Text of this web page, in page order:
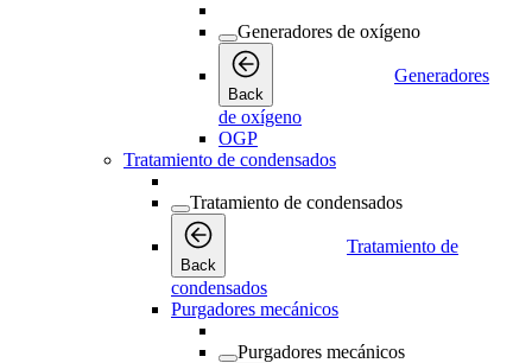
Generadores de oxígeno
Back
Generadores
de oxígeno
OGP
Tratamiento de condensados
Tratamiento de condensados
Back
Tratamiento de
condensados
Purgadores mecánicos
Purgadores mecánicos